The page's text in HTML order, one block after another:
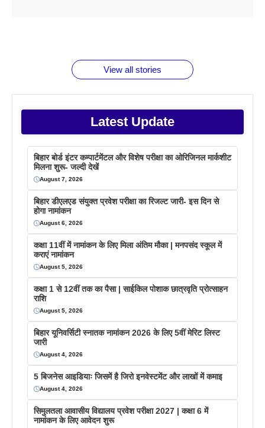
View all stories
Latest Update
बिहार बोर्ड इंटर कम्पार्टमेंटल और विशेष परीक्षा का ओरिजिनल मार्कशीट
मिलना शुरू- जल्दी देखें
August 7, 2026
बिहार डीएलएड संयुक्त प्रवेश परीक्षा का रिजल्ट जारी- इस दिन से
होगा नामांकन
August 6, 2026
कक्षा 11वीं में नामांकन के लिए मिला अंतिम मौका | मनपसंद स्कूल में
कराएं नामांकन
August 5, 2026
कक्षा 1 से 12वीं तक का पैसा | साईकिल पोशाक छात्रवृति प्रोत्साहन
राशि
August 5, 2026
बिहार यूनिवर्सिटी स्नातक नामांकन 2026 के लिए 5वीं मेरिट लिस्ट
जारी
August 4, 2026
5 बिजनेस आइडियाः जिसमें है जिरो इनवेस्टमेंट और लाखों में कमाइ
August 4, 2026
सिमुलतला आवासीय विद्यालय प्रवेश परीक्षा 2027 | कक्षा 6 में
नामांकन के लिए आवेदन शुरू